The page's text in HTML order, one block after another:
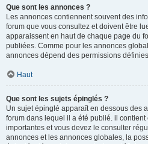
Que sont les annonces ?
Les annonces contiennent souvent des
forum que vous consultez et doivent être
apparaissent en haut de chaque page du
publiées. Comme pour les annonces
annonces dépend des permissions
Haut
Que sont les sujets épinglés ?
Un sujet épinglé apparaît en dessous des
forum dans lequel il a été publié. il
importantes et vous devez le consulter
annonces et les annonces globales, la